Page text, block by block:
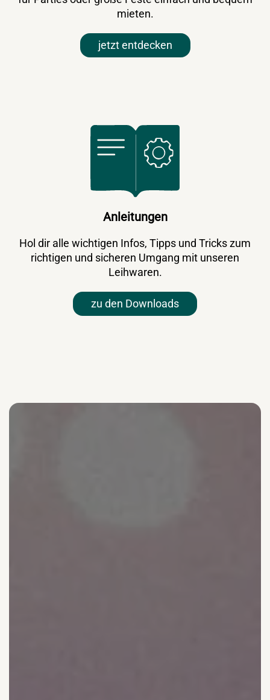
mieten.
jetzt entdecken
Anleitungen
Hol dir alle wichtigen Infos, Tipps und Tricks zum
richtigen und sicheren Umgang mit unseren
Leihwaren.
zu den Downloads